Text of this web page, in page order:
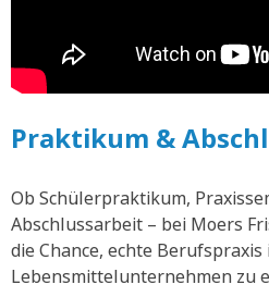
Praktikum &
Ob Schülerpraktikum,
Abschlussarbeit – bei Moers
die Chance, echte
Lebensmittelunternehmen zu